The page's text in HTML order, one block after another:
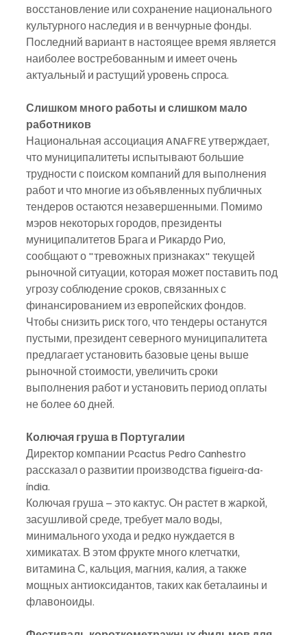
восстановление или сохранение национального
культурного наследия и в венчурные фонды.
Последний вариант в настоящее время является
наиболее востребованным и имеет очень
актуальный и растущий уровень спроса.
Слишком много работы и слишком мало
работников
Национальная ассоциация ANAFRE утверждает,
что муниципалитеты испытывают большие
трудности с поиском компаний для выполнения
работ и что многие из объявленных публичных
тендеров остаются незавершенными. Помимо
мэров некоторых городов, президенты
муниципалитетов Брага и Рикардо Рио,
сообщают о "тревожных признаках" текущей
рыночной ситуации, которая может поставить под
угрозу соблюдение сроков, связанных с
финансированием из европейских фондов.
Чтобы снизить риск того, что тендеры останутся
пустыми, президент северного муниципалитета
предлагает установить базовые цены выше
рыночной стоимости, увеличить сроки
выполнения работ и установить период оплаты
не более 60 дней.
Колючая груша в Португалии
Директор компании Pcactus Pedro Canhestro
рассказал о развитии производства figueira-da-
índia.
Колючая груша – это кактус. Он растет в жаркой,
засушливой среде, требует мало воды,
минимального ухода и редко нуждается в
химикатах. В этом фрукте много клетчатки,
витамина С, кальция, магния, калия, а также
мощных антиоксидантов, таких как беталаины и
флавоноиды.